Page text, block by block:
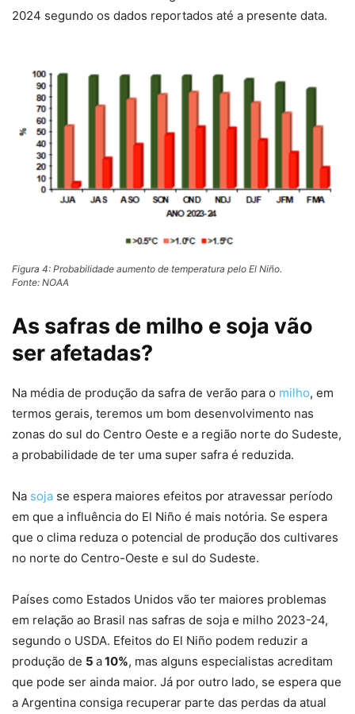
2024 segundo os dados reportados até a presente data.
Figura 4: Probabilidade aumento de temperatura pelo El Niño.
Fonte: NOAA
As safras de milho e soja vão
ser afetadas?
Na média de produção da safra de verão para o milho, em
termos gerais, teremos um bom desenvolvimento nas
zonas do sul do Centro Oeste e a região norte do Sudeste,
a probabilidade de ter uma super safra é reduzida.
Na soja se espera maiores efeitos por atravessar período
em que a influência do El Niño é mais notória. Se espera
que o clima reduza o potencial de produção dos cultivares
no norte do Centro-Oeste e sul do Sudeste.
Países como Estados Unidos vão ter maiores problemas
em relação ao Brasil nas safras de soja e milho 2023-24,
segundo o USDA. Efeitos do El Niño podem reduzir a
produção de 5 a10%, mas alguns especialistas acreditam
que pode ser ainda maior. Já por outro lado, se espera que
a Argentina consiga recuperar parte das perdas da atual